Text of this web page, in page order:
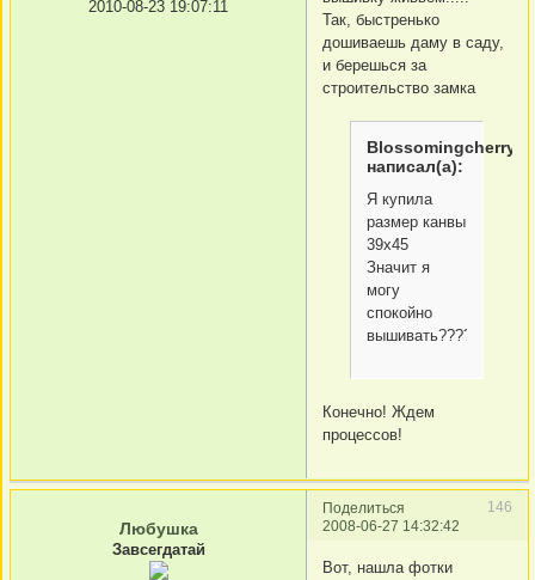
2010-08-23 19:07:11
Так, быстренько
дошиваешь даму в саду,
и берешься за
строительство замка
Blossomingcherry
написал(а):
Я купила
размер канвы
39х45
Значит я
могу
спокойно
вышивать?????????
Конечно! Ждем
процессов!
Поделиться
146
2008-06-27 14:32:42
Любушка
Завсегдатай
Вот, нашла фотки